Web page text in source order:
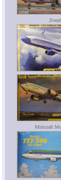
Minicraft